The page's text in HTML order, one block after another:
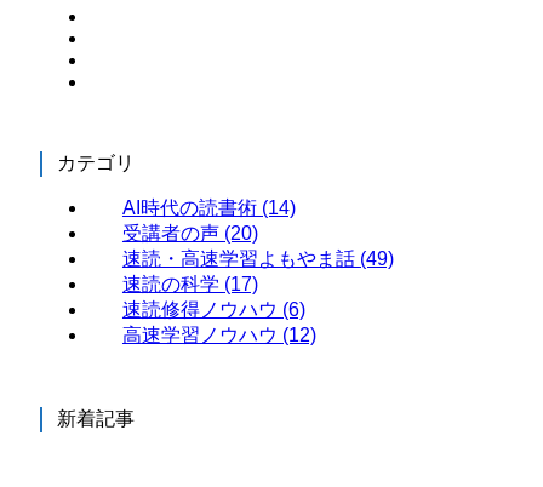
カテゴリ
AI時代の読書術 (14)
受講者の声 (20)
速読・高速学習よもやま話 (49)
速読の科学 (17)
速読修得ノウハウ (6)
高速学習ノウハウ (12)
新着記事